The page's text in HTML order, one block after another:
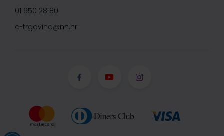
01 650 28 80
e-trgovina@nn.hr